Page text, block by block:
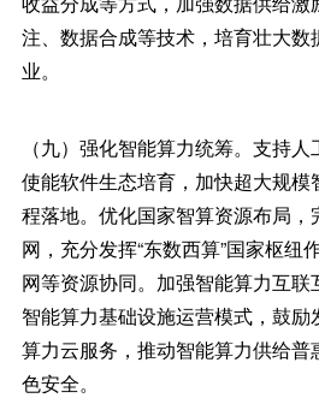
注、数据合成等技术，培育壮大
业。
（九）强化智能算力统筹。支持
使能软件生态培育，加快超大规
程落地。优化国家智算资源布局，
网，充分发挥“东数西算”国家枢纽
网等资源协同。加强智能算力互
智能算力基础设施运营模式，鼓
算力云服务，推动智能算力供给
色安全。